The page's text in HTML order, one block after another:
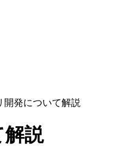
開発について解説
解説